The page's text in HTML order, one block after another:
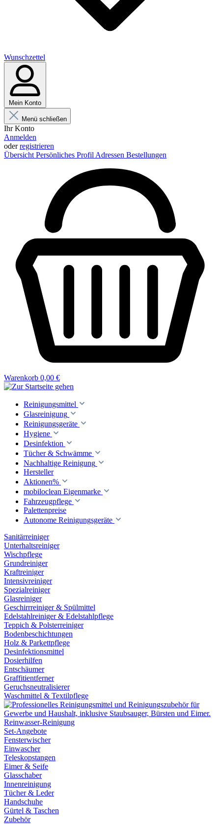
Wunschzettel
Mein Konto
Menü schließen
Ihr Konto
Anmelden
oderregistrieren
Übersicht Persönliches Profil Adressen Bestellungen
Warenkorb 0,00 €
Reinigungsmittel
Glasreinigung
Reinigungsgeräte
Hygiene
Desinfektion
Tücher & Schwämme
Nachhaltige Reinigung
Hersteller
Aktionen%
mobiloclean Eigenmarke
Fahrzeugpflege
Palettenpreise
Autonome Reinigungsgeräte
Sanitärreiniger
Unterhaltsreiniger
Wischpflege
Grundreiniger
Kraftreiniger
Intensivreiniger
Spezialreiniger
Glasreiniger
Geschirrreiniger & Spülmittel
Edelstahlreiniger & Edelstahlpflege
Teppich & Polsterreiniger
Bodenbeschichtungen
Holz & Parkettpflege
Desinfektionsmittel
Dosierhilfen
Entschäumer
Graffitientferner
Geruchsneutralisierer
Waschmittel & Textilpflege
Reinwasser-Reinigung
Set-Angebote
Fensterwischer
Einwascher
Teleskopstangen
Eimer & Seife
Glasschaber
Innenreinigung
Tücher & Leder
Handschuhe
Gürtel & Taschen
Zubehör